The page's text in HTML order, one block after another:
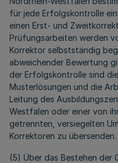
für jede Erfolgskontrolle
einen Erst- und
Prüfungsarbeiten werden
Korrektor selbstständig
abweichender Bewertung
der Erfolgskontrolle sind
Musterlösungen und die
Leitung des
Westfalen oder einer von
getrennten, versiegelten
Korrektoren zu übersenden.
(5) Über das Bestehen der